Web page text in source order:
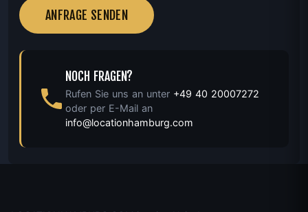
ANFRAGE SENDEN
NOCH FRAGEN?
Rufen Sie uns an unter +49 40 20007272
oder per E-Mail an
info@locationhamburg.com